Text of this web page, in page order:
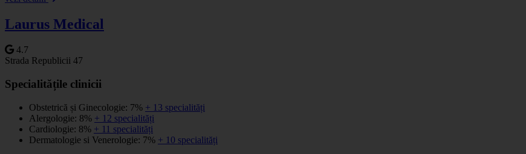
Laurus Medical
4.7
Strada Republicii 47
Specialitățile clinicii
Obstetrică și Ginecologie: 7% + 13 specialități
Alergologie: 8% + 12 specialități
Cardiologie: 8% + 11 specialități
Dermatologie si Venerologie: 7% + 10 specialități